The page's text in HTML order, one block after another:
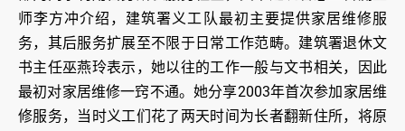
师李方冲介绍，建筑署义工队最初主要提供家居维修服
务，其后服务扩展至不限于日常工作范畴。建筑署退休文
书主任巫燕玲表示，她以往的工作一般与文书相关，因此
最初对家居维修一窍不通。她分享2003年首次参加家居维
修服务，当时义工们花了两天时间为长者翻新住所，将原